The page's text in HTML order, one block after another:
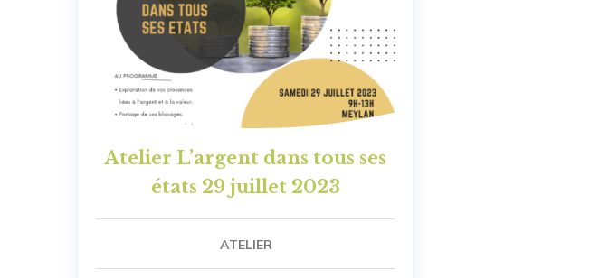
Atelier L’argent dans tous ses
états 29 juillet 2023
ATELIER